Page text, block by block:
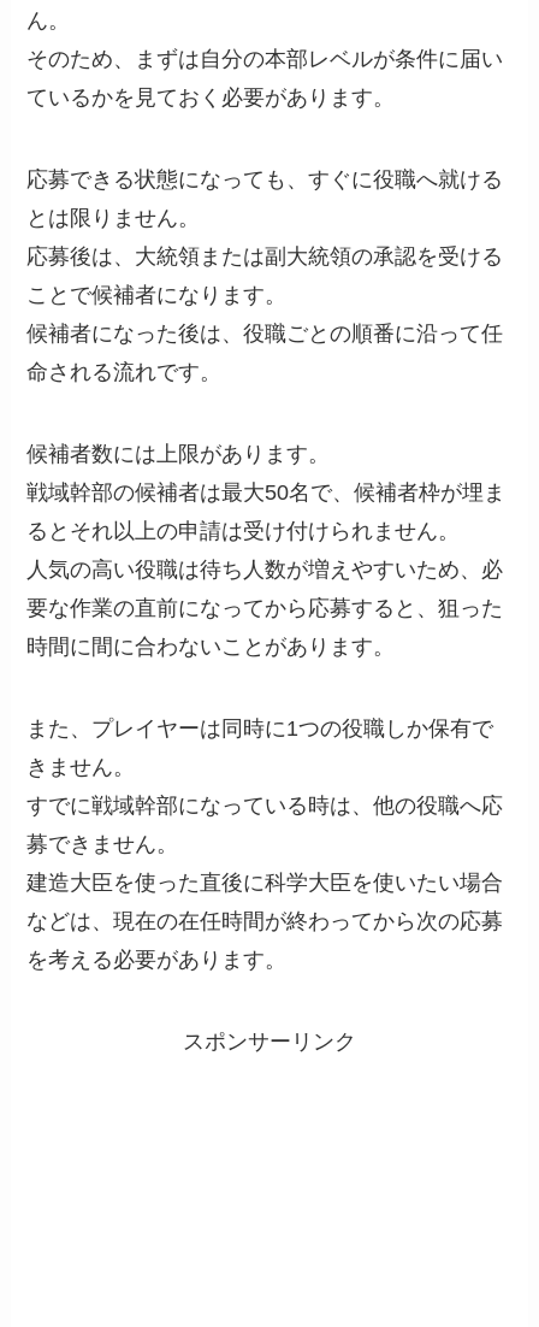
ん。
そのため、まずは自分の本部レベルが条件に届い
ているかを見ておく必要があります。
応募できる状態になっても、すぐに役職へ就ける
とは限りません。
応募後は、大統領または副大統領の承認を受ける
ことで候補者になります。
候補者になった後は、役職ごとの順番に沿って任
命される流れです。
候補者数には上限があります。
戦域幹部の候補者は最大50名で、候補者枠が埋ま
るとそれ以上の申請は受け付けられません。
人気の高い役職は待ち人数が増えやすいため、必
要な作業の直前になってから応募すると、狙った
時間に間に合わないことがあります。
また、プレイヤーは同時に1つの役職しか保有で
きません。
すでに戦域幹部になっている時は、他の役職へ応
募できません。
建造大臣を使った直後に科学大臣を使いたい場合
などは、現在の在任時間が終わってから次の応募
を考える必要があります。
スポンサーリンク